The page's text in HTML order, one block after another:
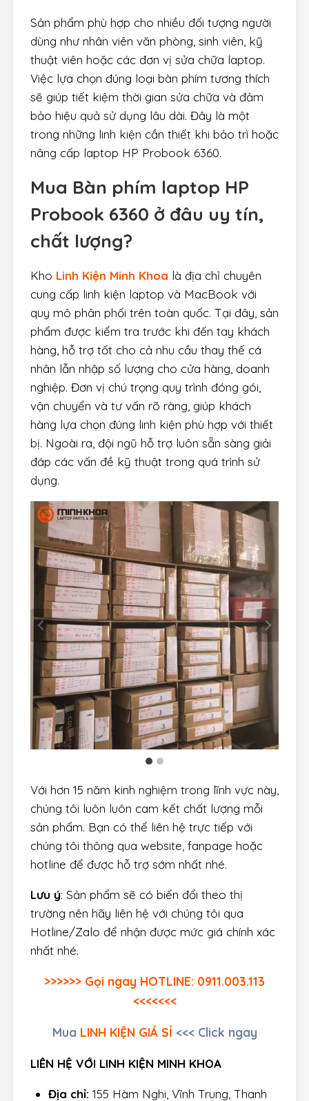
Sản phẩm phù hợp cho nhiều đối tượng người
dùng như nhân viên văn phòng, sinh viên, kỹ
thuật viên hoặc các đơn vị sửa chữa laptop.
Việc lựa chọn đúng loại bàn phím tương thích
sẽ giúp tiết kiệm thời gian sửa chữa và đảm
bảo hiệu quả sử dụng lâu dài. Đây là một
trong những linh kiện cần thiết khi bảo trì hoặc
nâng cấp laptop HP Probook 6360.
Mua Bàn phím laptop HP
Probook 6360 ở đâu uy tín,
chất lượng?
Kho Linh Kiện Minh Khoa là địa chỉ chuyên
cung cấp linh kiện laptop và MacBook với
quy mô phân phối trên toàn quốc. Tại đây, sản
phẩm được kiểm tra trước khi đến tay khách
hàng, hỗ trợ tốt cho cả nhu cầu thay thế cá
nhân lẫn nhập số lượng cho cửa hàng, doanh
nghiệp. Đơn vị chú trọng quy trình đóng gói,
vận chuyển và tư vấn rõ ràng, giúp khách
hàng lựa chọn đúng linh kiện phù hợp với thiết
bị. Ngoài ra, đội ngũ hỗ trợ luôn sẵn sàng giải
đáp các vấn đề kỹ thuật trong quá trình sử
dụng.
Với hơn 15 năm kinh nghiệm trong lĩnh vực này,
chúng tôi luôn luôn cam kết chất lượng mỗi
sản phẩm. Bạn có thể liên hệ trực tiếp với
chúng tôi thông qua website, fanpage hoặc
hotline để được hỗ trợ sớm nhất nhé.
Lưu ý: Sản phẩm sẽ có biến đổi theo thị
trường nên hãy liên hệ với chúng tôi qua
Hotline/Zalo để nhận được mức giá chính xác
nhất nhé.
>>>>>> Gọi ngay HOTLINE: 0911.003.113
<<<<<<<
Mua LINH KIỆN GIÁ SỈ <<< Click ngay
LIÊN HỆ VỚI LINH KIỆN MINH KHOA
Địa chỉ: 155 Hàm Nghi, Vĩnh Trung, Thanh